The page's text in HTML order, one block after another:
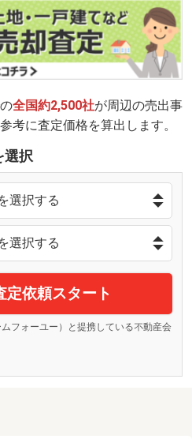
全国約2,500社が周辺の売出事
考に査定価格を算出します。
選択
定依頼スタート
フォーユー）と提携している不動産会